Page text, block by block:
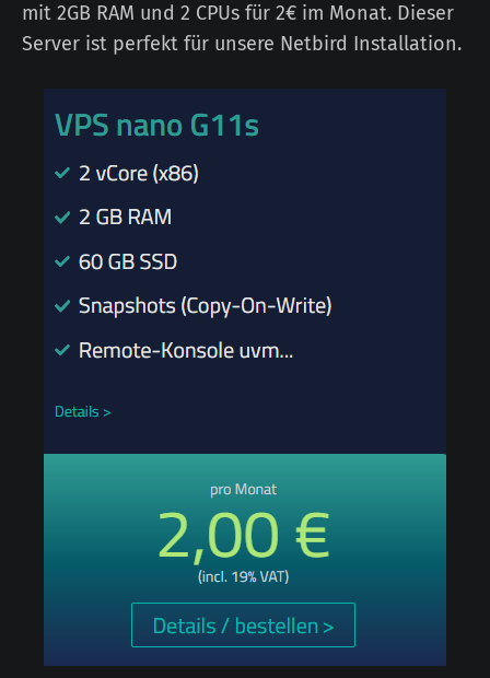
mit 2GB RAM und 2 CPUs für 2€ im Monat. Dieser
Server ist perfekt für unsere Netbird Installation.